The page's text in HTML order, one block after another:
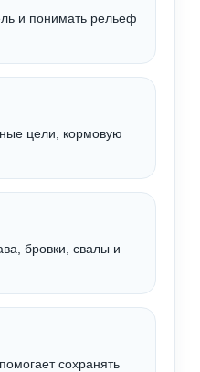
и понимать рельеф
цели, кормовую
бровки, свалы и
сохранять